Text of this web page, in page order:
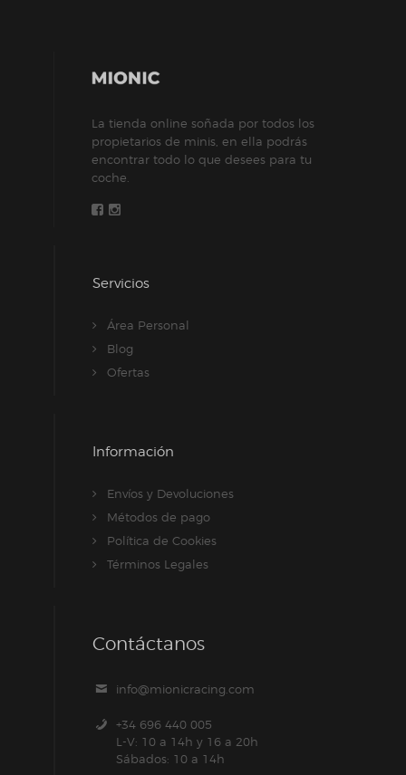
La tienda online soñada por todos los
propietarios de minis, en ella podrás
encontrar todo lo que desees para tu
coche.
Servicios
Área Personal
Blog
Ofertas
Información
Envíos y Devoluciones
Métodos de pago
Política de Cookies
Términos Legales
Contáctanos
info@mionicracing.com
+34 696 440 005
L-V: 10 a 14h y 16 a 20h
Sábados: 10 a 14h